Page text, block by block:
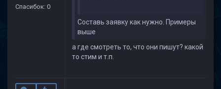
Спасибок: 0
Составь заявку как нужно. Примеры
выше
а где смотреть то, что они пишут? какой
то стим и т.п.